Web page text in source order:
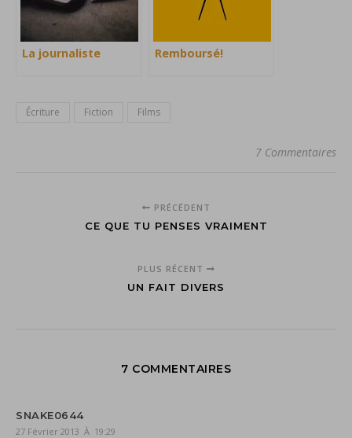
La journaliste Remboursé!
Écriture Fiction Films
7 Commentaires
PRÉCÉDENT
CE QUE TU PENSES VRAIMENT
PLUS RÉCENT
UN FAIT DIVERS
7 COMMENTAIRES
SNAKE0644
27 Février 2013 À 19:29